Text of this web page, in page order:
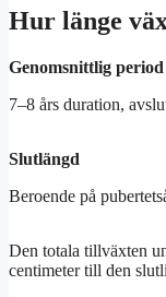
Hur länge
Genomsnittlig period
7–8 års duration,
Slutlängd
Beroende på
Den totala tillväxten
centimeter till den